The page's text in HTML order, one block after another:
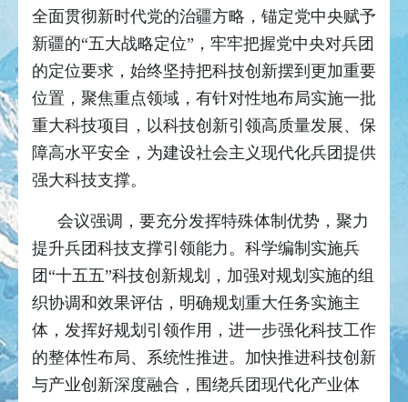
全面贯彻新时代党的治疆方略，锚定党中央赋予
新疆的“五大战略定位”，牢牢把握党中央对兵团
的定位要求，始终坚持把科技创新摆到更加重要
位置，聚焦重点领域，有针对性地布局实施一批
重大科技项目，以科技创新引领高质量发展、保
障高水平安全，为建设社会主义现代化兵团提供
强大科技支撑。
会议强调，要充分发挥特殊体制优势，聚力
提升兵团科技支撑引领能力。科学编制实施兵
团“十五五”科技创新规划，加强对规划实施的组
织协调和效果评估，明确规划重大任务实施主
体，发挥好规划引领作用，进一步强化科技工作
的整体性布局、系统性推进。加快推进科技创新
与产业创新深度融合，围绕兵团现代化产业体